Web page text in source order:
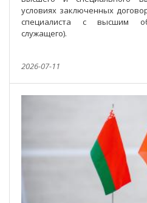
условиях заключенных
специалиста с высшим
служащего).
2026-07-11